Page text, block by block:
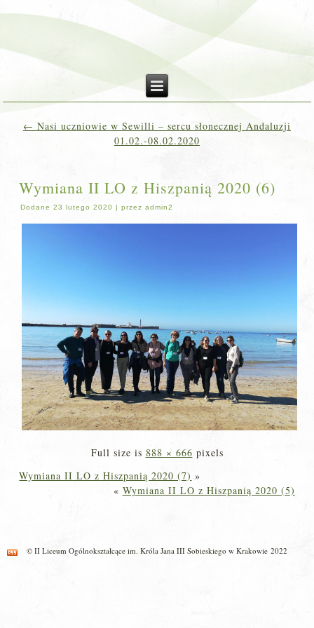
← Nasi uczniowie w Sewilli – sercu słonecznej Andaluzji
01.02.-08.02.2020
Wymiana II LO z Hiszpanią 2020 (6)
Dodane 23 lutego 2020 |przez admin2
Full size is 888 × 666 pixels
Wymiana II LO z Hiszpanią 2020 (7) »
« Wymiana II LO z Hiszpanią 2020 (5)
© II Liceum Ogólnokształcące im. Króla Jana III Sobieskiego w Krakowie 2022